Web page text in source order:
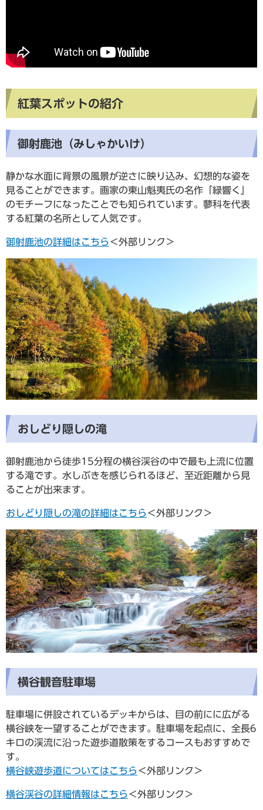
紅葉スポットの紹介
御射鹿池（みしゃかいけ）
静かな水面に背景の風景が逆さに映り込み、幻想的な姿を
見ることができます。画家の東山魁夷氏の名作「緑響く」
のモチーフになったことでも知られています。蓼科を代表
する紅葉の名所として人気です。
御射鹿池の詳細はこちら ＜外部リンク＞
おしどり隠しの滝
御射鹿池から徒歩15分程の横谷渓谷の中で最も上流に位置
する滝です。水しぶきを感じられるほど、至近距離から見
ることが出来ます。
おしどり隠しの滝の詳細はこちら ＜外部リンク＞
横谷観音駐車場
駐車場に併設されているデッキからは、目の前にに広がる
横谷峡を一望することができます。駐車場を起点に、全長6
キロの渓流に沿った遊歩道散策をするコースもおすすめで
す。
横谷峡遊歩道についてはこちら ＜外部リンク＞
横谷渓谷の詳細情報はこちら ＜外部リンク＞